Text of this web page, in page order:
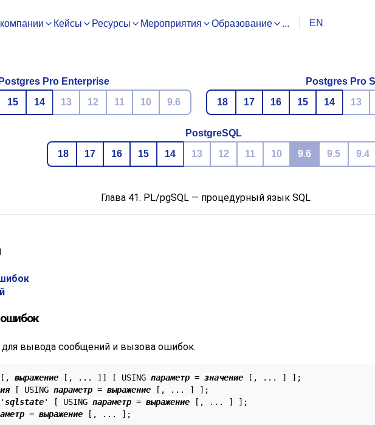
Кейсы Ресурсы Мероприятия Образование ... EN
Postgres Pro Enterprise
15 14 13 12 11 10 9.6
Postgres Pro
18
17 16 15 14 13
PostgreSQL
18
17 16 15 14 13 12 11 10 9.6 9.5 9.4
Глава 41. PL/pgSQL — процедурный язык SQL
для вывода сообщений и вызова ошибок.
, выражение [ , ... ] ] [ USING параметр = значение [ , ... ]
];
[ USING параметр = выражение [ , ... ]
];
'sqlstate' [ USING параметр = выражение [ , ... ]
];
= выражение [ , ...
];